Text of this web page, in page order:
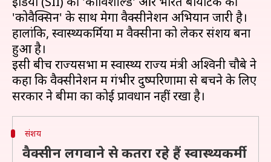
'कोवैक्सिन' के साथ मेगा वैक्सीनेशन अभियान जारी है।
हालांकि, स्वास्थ्यकर्मियों में वैक्सीनों को लेकर संशय बना
हुआ है।
इसी बीच राज्यसभा में स्वास्थ्य राज्य मंत्री अश्विनी चौबे ने
कहा कि वैक्सीनेशन में गंभीर दुष्परिणामों से बचने के लिए
संशय
वैक्सीन लगवाने से कतरा रहे हैं स्वास्थ्यकर्मी